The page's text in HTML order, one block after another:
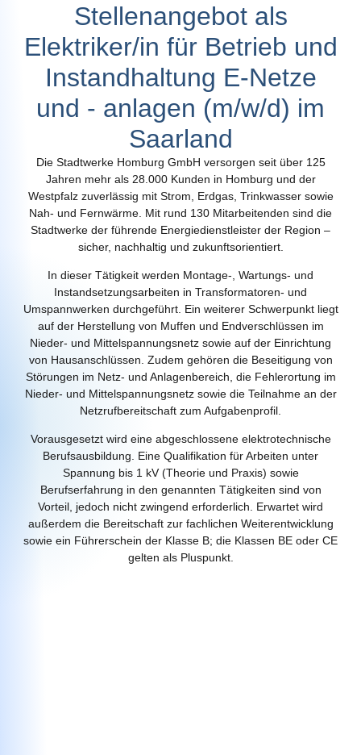
Stellenangebot als
Elektriker/in für Betrieb und
Instandhaltung E-Netze
und - anlagen (m/w/d) im
Saarland
Die Stadtwerke Homburg GmbH versorgen seit über 125
Jahren mehr als 28.000 Kunden in Homburg und der
Westpfalz zuverlässig mit Strom, Erdgas, Trinkwasser sowie
Nah- und Fernwärme. Mit rund 130 Mitarbeitenden sind die
Stadtwerke der führende Energiedienstleister der Region –
sicher, nachhaltig und zukunftsorientiert.
In dieser Tätigkeit werden Montage-, Wartungs- und
Instandsetzungsarbeiten in Transformatoren- und
Umspannwerken durchgeführt. Ein weiterer Schwerpunkt liegt
auf der Herstellung von Muffen und Endverschlüssen im
Nieder- und Mittelspannungsnetz sowie auf der Einrichtung
von Hausanschlüssen. Zudem gehören die Beseitigung von
Störungen im Netz- und Anlagenbereich, die Fehlerortung im
Nieder- und Mittelspannungsnetz sowie die Teilnahme an der
Netzrufbereitschaft zum Aufgabenprofil.
Vorausgesetzt wird eine abgeschlossene elektrotechnische
Berufsausbildung. Eine Qualifikation für Arbeiten unter
Spannung bis 1 kV (Theorie und Praxis) sowie
Berufserfahrung in den genannten Tätigkeiten sind von
Vorteil, jedoch nicht zwingend erforderlich. Erwartet wird
außerdem die Bereitschaft zur fachlichen Weiterentwicklung
sowie ein Führerschein der Klasse B; die Klassen BE oder CE
gelten als Pluspunkt.